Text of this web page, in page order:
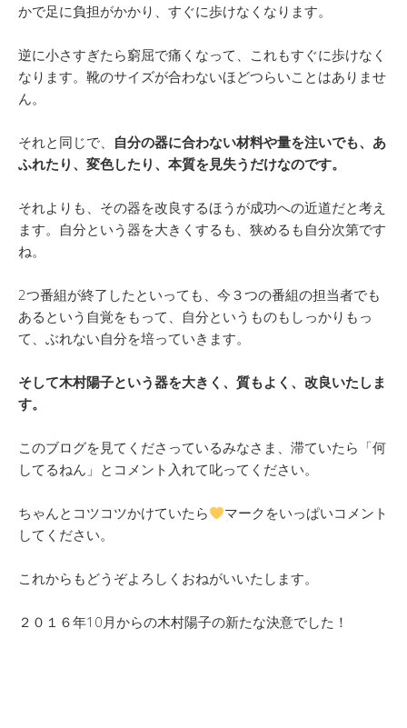
かで足に負担がかかり、すぐに歩けなくなります。
逆に小さすぎたら窮屈で痛くなって、これもすぐに歩けなく
なります。靴のサイズが合わないほどつらいことはありませ
ん。
それと同じで、 自分の器に合わない材料や量を注いでも、あ
ふれたり、変色したり、本質を見失うだけなのです。
それよりも、その器を改良するほうが成功への近道だと考え
ます。自分という器を大きくするも、狭めるも自分次第です
ね。
2つ番組が終了したといっても、今３つの番組の担当者でも
あるという自覚をもって、自分というものもしっかりもっ
て、ぶれない自分を培っていきます。
そして木村陽子という器を大きく、質もよく、改良いたしま
す。
このブログを見てくださっているみなさま、滞ていたら「何
してるねん」とコメント入れて叱ってください。
ちゃんとコツコツかけていたら
マークをいっぱいコメント
してください。
これからもどうぞよろしくおねがいいたします。
２０１６年10月からの木村陽子の新たな決意でした！